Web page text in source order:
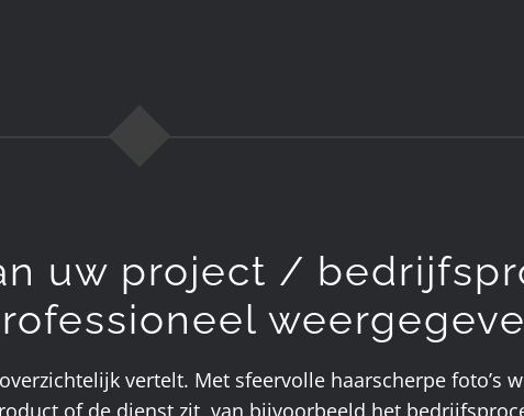
uw project /
vertelt. Met sfeervolle haarscherpe foto’s
of de dienst zit, van bijvoorbeeld het